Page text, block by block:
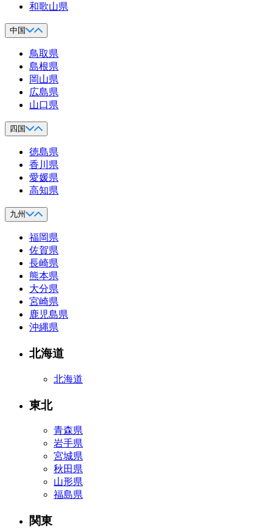
和歌山県
中国
鳥取県
島根県
岡山県
広島県
山口県
四国
徳島県
香川県
愛媛県
高知県
九州
福岡県
佐賀県
長崎県
熊本県
大分県
宮崎県
鹿児島県
沖縄県
北海道
北海道
東北
青森県
岩手県
宮城県
秋田県
山形県
福島県
関東